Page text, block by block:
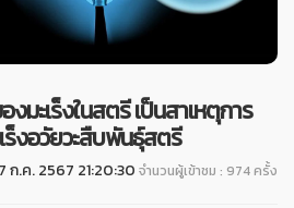
งมะเร็งในสตรี เป็นสาเหตุการ
ร็งอวัยวะสืบพันธุ์สตรี
ก.ค. 2567 21:20:30 จำนวนผู้เข้าชม : 974 ครั้ง